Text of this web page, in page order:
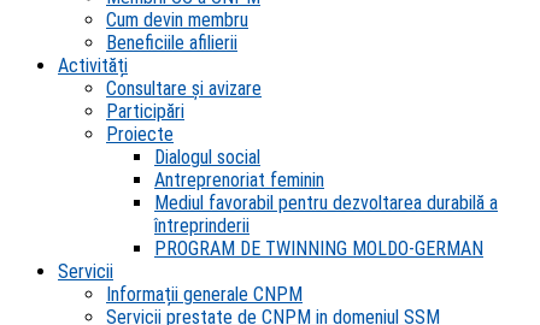
Cum devin membru
Beneficiile afilierii
Activități
Consultare și avizare
Participări
Proiecte
Dialogul social
Antreprenoriat feminin
Mediul favorabil pentru dezvoltarea durabilă a
întreprinderii
PROGRAM DE TWINNING MOLDO-GERMAN
Servicii
Informații generale CNPM
Servicii prestate de CNPM in domeniul SSM